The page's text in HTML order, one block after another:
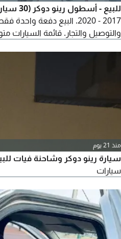
للبيع -
2017 - 2020. البيع دفعة
والتوصيل والتجار. قائمة السيارات
منذ 21 يوم
سيارات